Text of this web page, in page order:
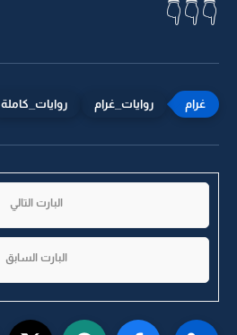
👇👇👇
روايات_غرام روايات_كاملة
البارت التالي
البارت السابق